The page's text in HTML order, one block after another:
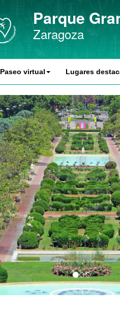
Parque
Zaragoza
Paseo virtual Lugares